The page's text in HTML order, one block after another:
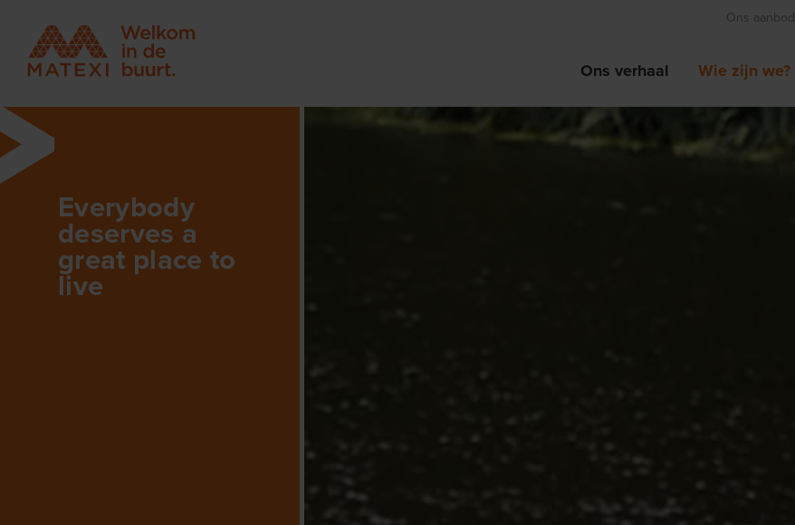
Ons aanbod
Ons verhaal Wie zijn we?
Everybody
deserves a
great place to
live